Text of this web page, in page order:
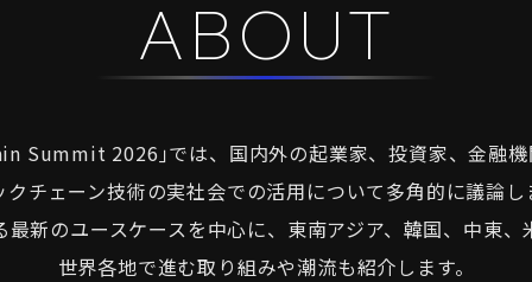
ABOUT
Summit 2026｣では、国内外の起業家、投資家、金融
クチェーン技術の実社会での活用について多角的に議論し
最新のユースケースを中心に、東南アジア、韓国、中東、
世界各地で進む取り組みや潮流も紹介します。